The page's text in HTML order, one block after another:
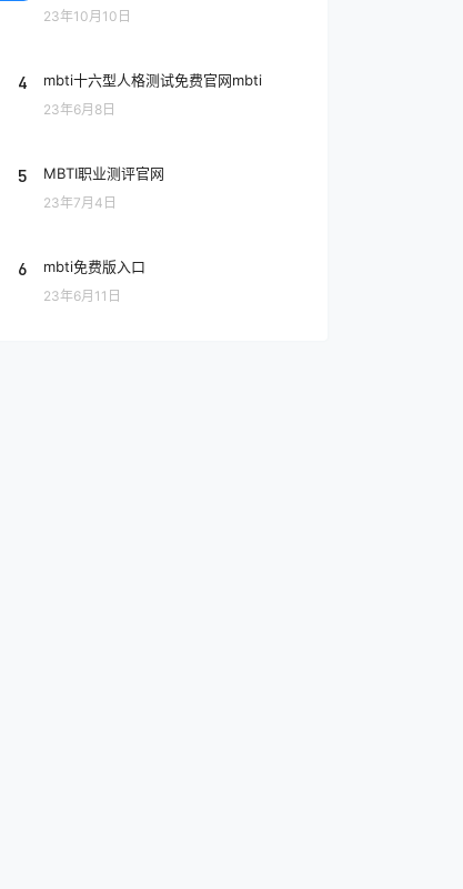
23年10月10日
4 mbti十六型人格测试免费官网mbti
23年6月8日
5 MBTI职业测评官网
23年7月4日
6 mbti免费版入口
23年6月11日